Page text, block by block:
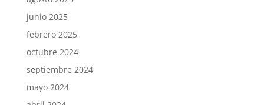
junio 2025
febrero 2025
octubre 2024
septiembre 2024
mayo 2024